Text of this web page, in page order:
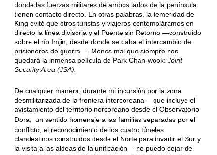
donde las fuerzas militares de ambos lados de la península
tienen contacto directo. En otras palabras, la temeridad de
King evitó que otros turistas y viajeros contempláramos en
directo la línea divisoria y el Puente sin Retorno —construido
sobre el río Imjin, desde donde se daba el intercambio de
prisioneros de guerra—. Menos mal que siempre nos
quedará la inmensa película de Park Chan-wook: Joint
Security Area (JSA).
De cualquier manera, durante mi incursión por la zona
desmilitarizada de la frontera intercoreana —que incluye el
avistamiento del territorio norcoreano desde el Observatorio
Dora,
un sentido homenaje a las familias separadas por el
conflicto, el reconocimiento de los cuatro túneles
clandestinos construidos desde el Norte para invadir el Sur y
la visita a las aldeas de la unificación— no puedo dejar de